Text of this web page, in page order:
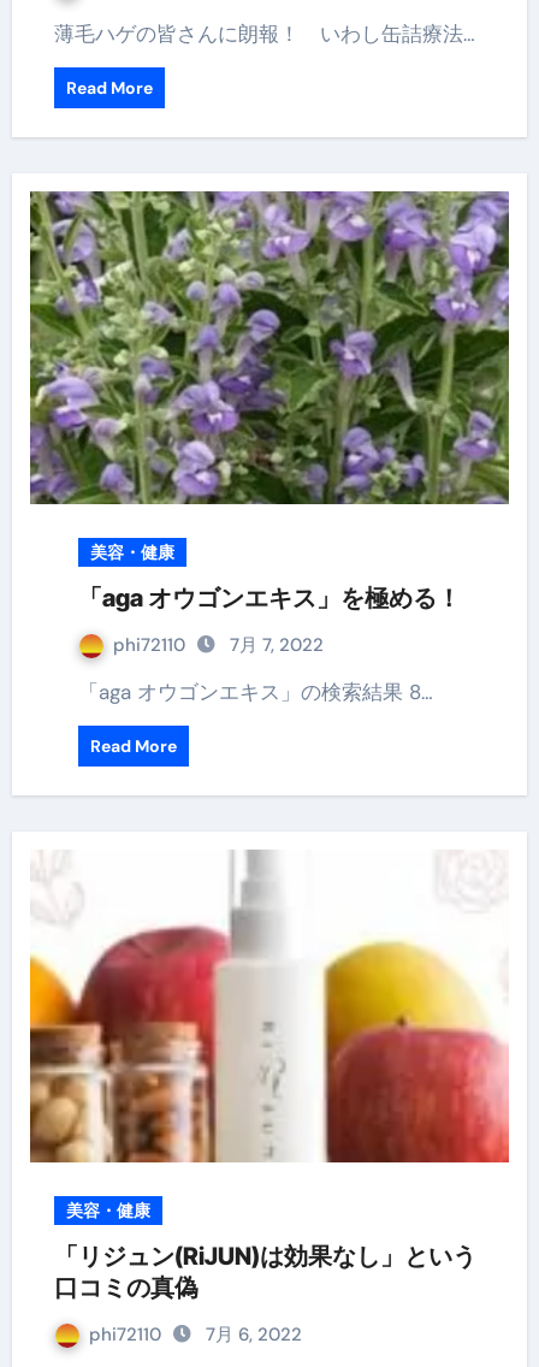
薄毛ハゲの皆さんに朗報！ いわし缶詰療法…
Read More
美容・健康
「aga オウゴンエキス」を極める！
phi72110 7月 7, 2022
「aga オウゴンエキス」の検索結果 8…
Read More
美容・健康
「リジュン(RiJUN)は効果なし」という
口コミの真偽
phi72110 7月 6, 2022